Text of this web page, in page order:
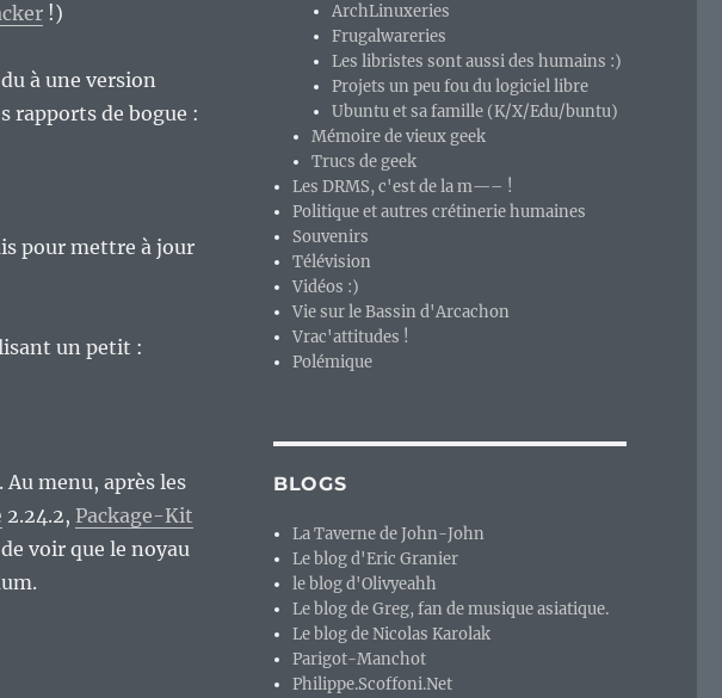
!)
à une version
rapports de bogue :
pour mettre à jour
un petit :
menu, après les
2.24.2, Package-Kit
voir que le noyau
ArchLinuxeries
Frugalwareries
Les libristes sont aussi des humains :)
Projets un peu fou du logiciel libre
Ubuntu et sa famille (K/X/Edu/buntu)
Mémoire de vieux geek
Trucs de geek
Les DRMS, c'est de la m—– !
Politique et autres crétinerie humaines
Souvenirs
Télévision
Vidéos :)
Vie sur le Bassin d'Arcachon
Vrac'attitudes !
Polémique
BLOGS
La Taverne de John-John
Le blog d'Eric Granier
le blog d'Olivyeahh
Le blog de Greg, fan de musique asiatique.
Le blog de Nicolas Karolak
Parigot-Manchot
Philippe.Scoffoni.Net